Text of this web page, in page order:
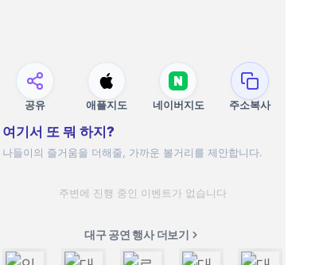
공유 애플지도 네이버지도 주소복사
여기서 또 뭐 하지?
나들이의 즐거움을 더해줄, 가까운 볼거리를 제안합니다.
주변에 진행 중인 이벤트가 없습니다
대구 공연 행사 더보기